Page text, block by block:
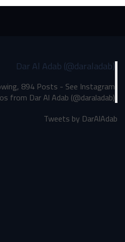
Dar Al Adab (@daraladab)
894 Posts - See Instagram
from Dar Al Adab (@daraladab)
Tweets by DarAlAdab